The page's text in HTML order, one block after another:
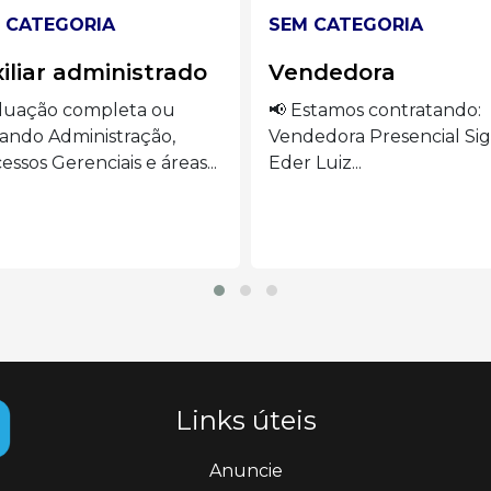
CATEGORIA
contratando:
Presencial Siga o
Luiz...
SEM CATEGORIA
Auxiliar de cozinha.
🍽️ VAGAS ABERTAS –
AUXILIAR DE COZINHA
o...
Links úteis
Anuncie